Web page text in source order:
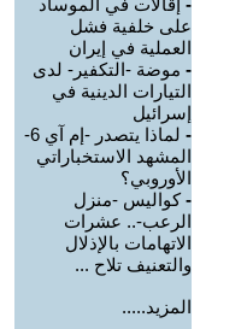
- إقالات في الموساد
على خلفية فشل
العملية في إيران
- موضة -التكفير- لدى
التيارات الدينية في
إسرائيل
-
لماذا يتصدر -إم آي 6-
المشهد الاستخباراتي
الأوروبي؟
-كواليس -منزل
الرعب-.. عشرات
الاتهامات بالإذلال
والتعنيف تلاح ...
المزيد.....